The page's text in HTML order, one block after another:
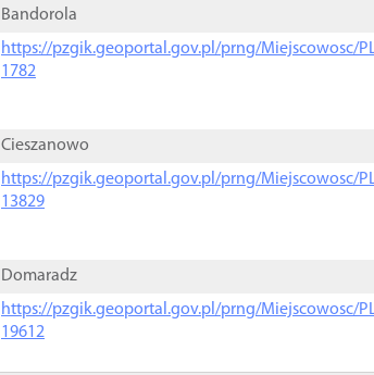
Bandorola
https://pzgik.geoportal.gov.pl/prng/Miejscowosc/
1782
Cieszanowo
https://pzgik.geoportal.gov.pl/prng/Miejscowosc/
13829
Domaradz
https://pzgik.geoportal.gov.pl/prng/Miejscowosc/
19612